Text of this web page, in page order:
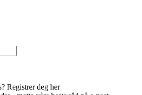
Registrer deg her